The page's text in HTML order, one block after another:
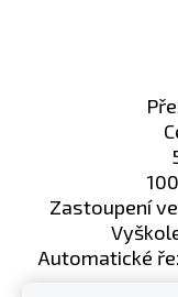
Zastoupení
Automatické